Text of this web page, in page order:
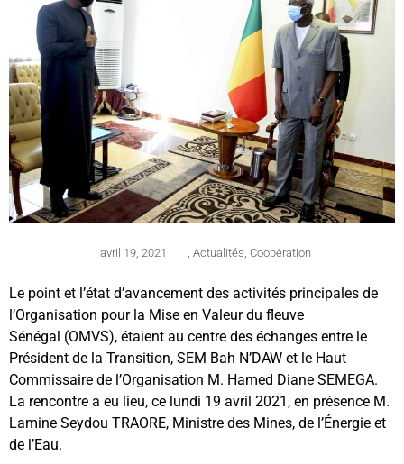
avril 19, 2021 Actualités Coopération
Le point et l’état d’avancement des activités principales de
l’Organisation pour la Mise en Valeur du fleuve
Sénégal (OMVS), étaient au centre des échanges entre le
Président de la Transition, SEM Bah N’DAW et le Haut
Commissaire de l’Organisation M. Hamed Diane SEMEGA.
La rencontre a eu lieu, ce lundi 19 avril 2021, en présence M.
Lamine Seydou TRAORE, Ministre des Mines, de l’Énergie et
de l’Eau.